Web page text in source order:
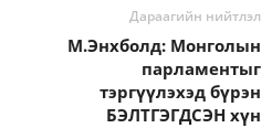
Дараагийн нийтлэл
М.Энхболд: Монголын
парламентыг
тэргүүлэхэд бүрэн
БЭЛТГЭГДСЭН хүн